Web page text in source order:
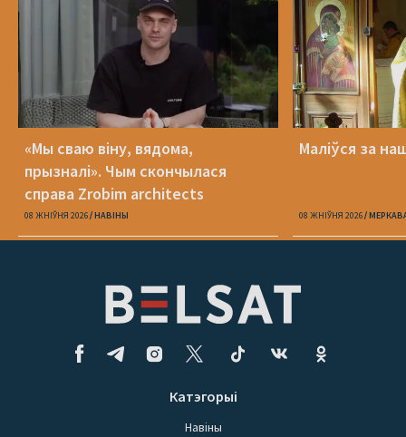
«Мы сваю віну, вядома,
прызналі». Чым скончылася
справа Zrobim architects
08 ЖНІЎНЯ 2026 НАВІНЫ
Маліўся за
08 ЖНІЎНЯ 2026
Катэгорыі
Навіны